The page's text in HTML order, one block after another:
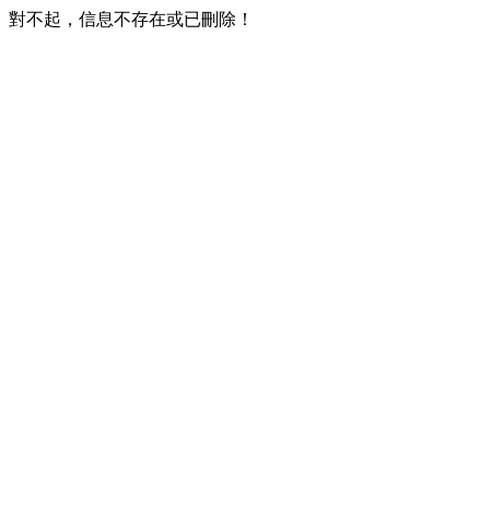
對不起，信息不存在或已刪除！